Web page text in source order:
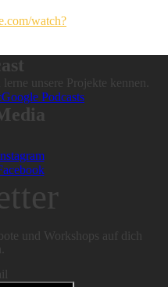
watch?
unsere Projekte kennen.
Google Podcasts
und Workshops auf dich